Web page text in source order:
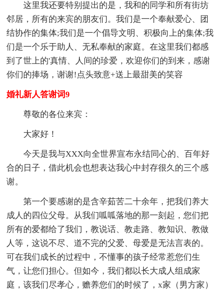
这里我还要特别提出的是，我和的同学和所有街坊
邻居，所有的来宾的朋友们。我们是一个奉献爱心、团
结协作的集体;我们是一个倡导文明、积极向上的集体;我
们是一个乐于助人、无私奉献的家庭。在这里我们都感
到了世上的'真情、人间的珍爱，欢迎你们的到来，感谢
你们的捧场，谢谢!点头致意+送上最甜美的笑容
婚礼新人答谢词9
尊敬的各位来宾：
大家好！
今天是我与XXX向全世界宣布永结同心的、百年好
合的日子，借此机会也想表达我心中封存很久的三个感
谢。
第一个要感谢的是含辛茹苦二十余年，把我们养大
成人的四位父母。从我们呱呱落地的那一刻起，您们把
所有的爱都给了我们，教说话、教走路、教知识、教做
人等，这说不尽、道不完的父爱、母爱是无法言表的。
可在我们成长的过程中，不懂事的孩子经常惹您们生
气，让您们担心。但如今，我们都以长大成人组成家
庭，该我们尽孝心，赡养您们的时候了，x家（男方家）